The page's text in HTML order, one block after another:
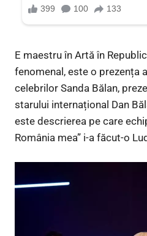
E maestru în Artă în
fenomenal, este o prezența
celebrilor Sanda Bălan,
starului internațional Dan
este descrierea pe care
România mea” i-a făcut-o